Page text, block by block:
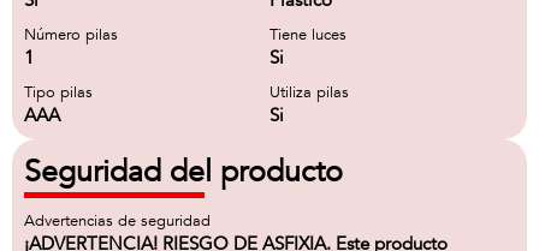
Número pilas
1
Tiene luces
Si
Tipo pilas
AAA
Utiliza pilas
Si
Seguridad del producto
Advertencias de seguridad
¡ADVERTENCIA! RIESGO DE ASFIXIA. Este producto